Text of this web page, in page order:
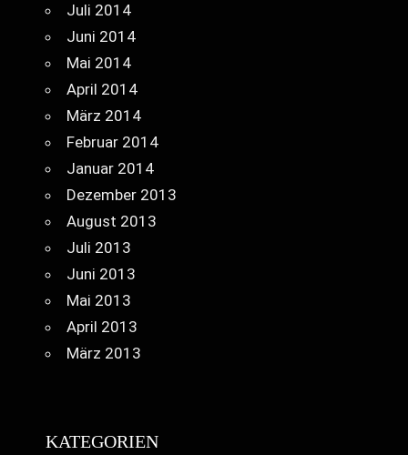
Juli 2014
Juni 2014
Mai 2014
April 2014
März 2014
Februar 2014
Januar 2014
Dezember 2013
August 2013
Juli 2013
Juni 2013
Mai 2013
April 2013
März 2013
KATEGORIEN